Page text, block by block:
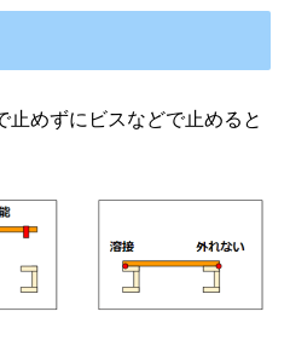
止めずにビスなどで止めると